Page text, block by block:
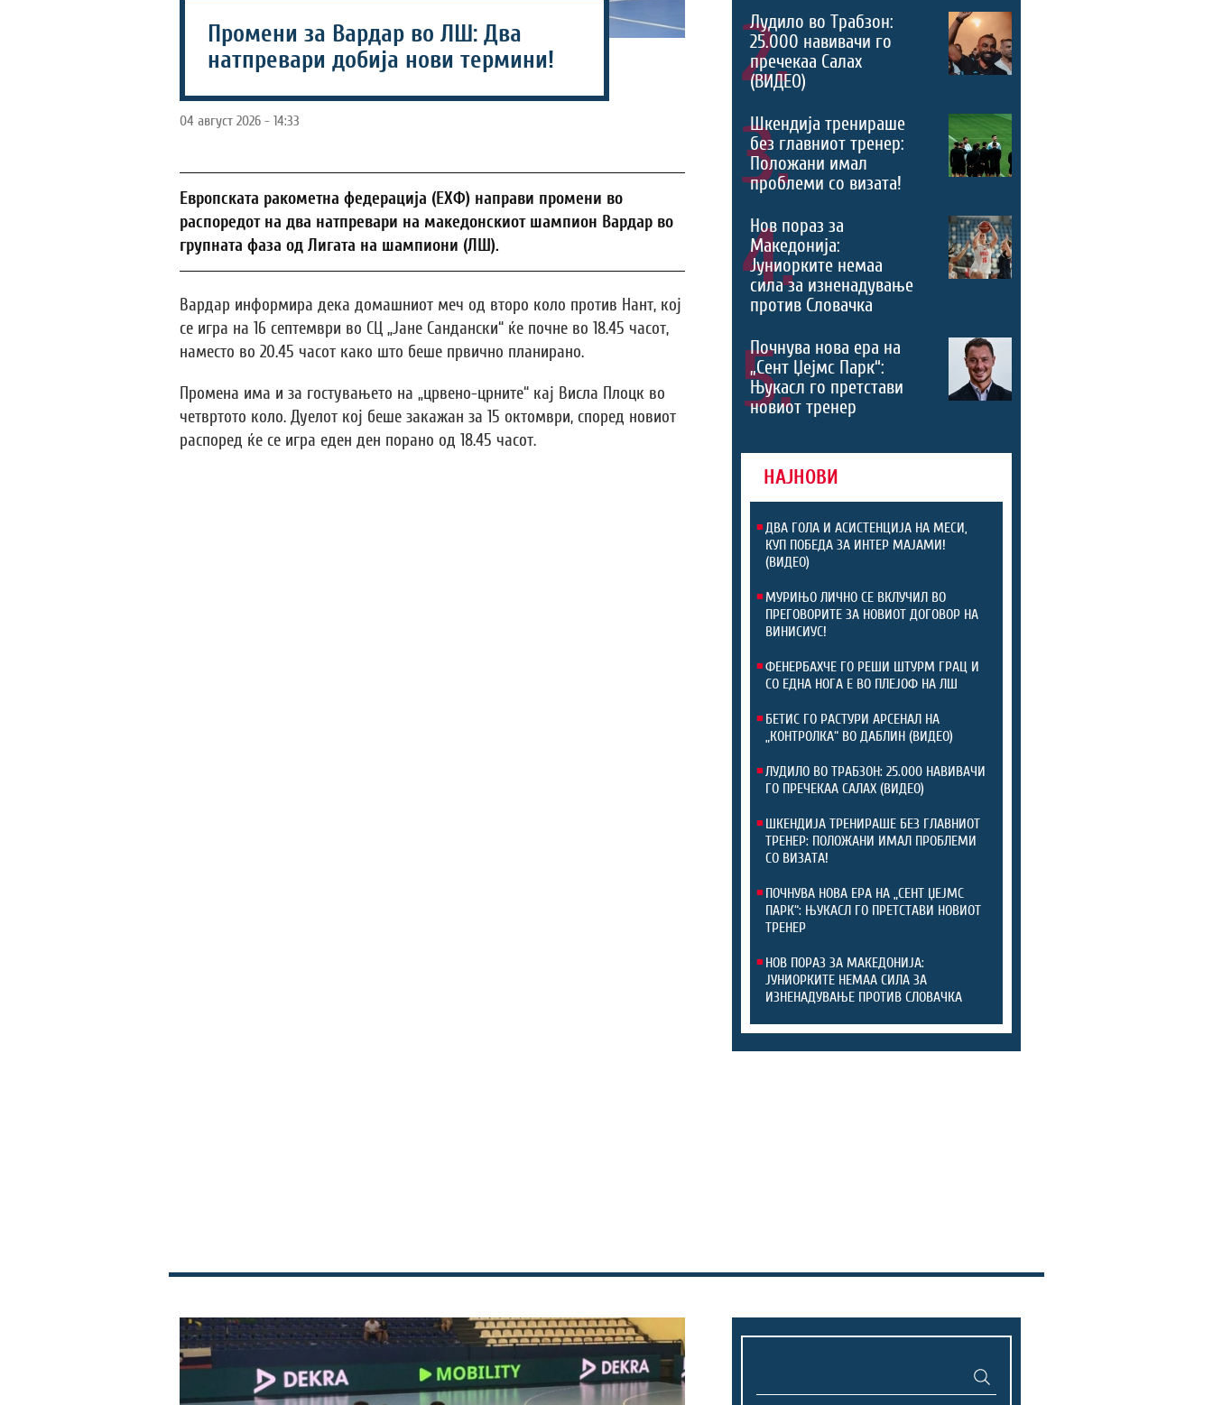
Промени за Вардар во ЛШ: Два
натпревари добија нови термини!
04 август 2026 - 14:33
Европската ракометна федерација (ЕХФ) направи промени во
распоредот на два натпревари на македонскиот шампион Вардар во
групната фаза од Лигата на шампиони (ЛШ).
Вардар информира дека домашниот меч од второ коло против Нант, кој
се игра на 16 септември во СЦ „Јане Сандански“ ќе почне во 18.45 часот,
наместо во 20.45 часот како што беше првично планирано.
Промена има и за гостувањето на „црвено-црните“ кај Висла Плоцк во
четвртото коло. Дуелот кој беше закажан за 15 октомври, според новиот
распоред ќе се игра еден ден порано од 18.45 часот.
2.
Лудило во Трабзон:
25.000 навивачи го
пречекаа Салах
(ВИДЕО)
3.
Шкендија тренираше
без главниот тренер:
Положани имал
проблеми со визата!
4.
Нов пораз за
Македонија:
Јуниорките немаа
сила за изненадување
против Словачка
5.
Почнува нова ера на
„Сент Џејмс Парк“:
Њукасл го претстави
новиот тренер
НАЈНОВИ
ДВА ГОЛА И АСИСТЕНЦИЈА НА МЕСИ,
КУП ПОБЕДА ЗА ИНТЕР МАЈАМИ!
(ВИДЕО)
МУРИЊО ЛИЧНО СЕ ВКЛУЧИЛ ВО
ПРЕГОВОРИТЕ ЗА НОВИОТ ДОГОВОР НА
ВИНИСИУС!
ФЕНЕРБАХЧЕ ГО РЕШИ ШТУРМ ГРАЦ И
СО ЕДНА НОГА Е ВО ПЛЕЈОФ НА ЛШ
БЕТИС ГО РАСТУРИ АРСЕНАЛ НА
„КОНТРОЛКА“ ВО ДАБЛИН (ВИДЕО)
ЛУДИЛО ВО ТРАБЗОН: 25.000 НАВИВАЧИ
ГО ПРЕЧЕКАА САЛАХ (ВИДЕО)
ШКЕНДИЈА ТРЕНИРАШЕ БЕЗ ГЛАВНИОТ
ТРЕНЕР: ПОЛОЖАНИ ИМАЛ ПРОБЛЕМИ
СО ВИЗАТА!
ПОЧНУВА НОВА ЕРА НА „СЕНТ ЏЕЈМС
ПАРК“: ЊУКАСЛ ГО ПРЕТСТАВИ НОВИОТ
ТРЕНЕР
НОВ ПОРАЗ ЗА МАКЕДОНИЈА:
ЈУНИОРКИТЕ НЕМАА СИЛА ЗА
ИЗНЕНАДУВАЊЕ ПРОТИВ СЛОВАЧКА